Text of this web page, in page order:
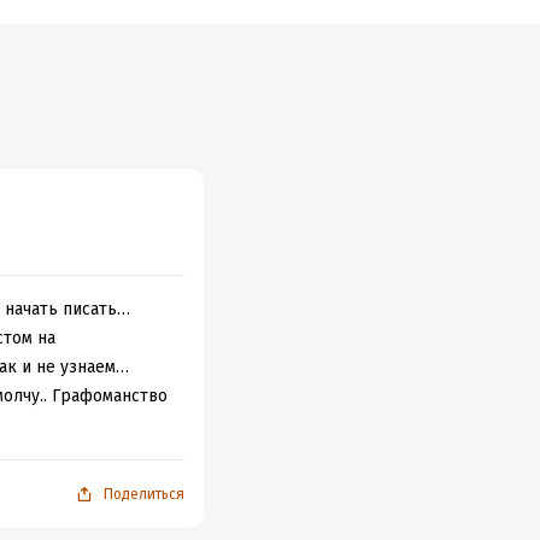
писать…
на
и не узнаем…
Графоманство
Поделиться